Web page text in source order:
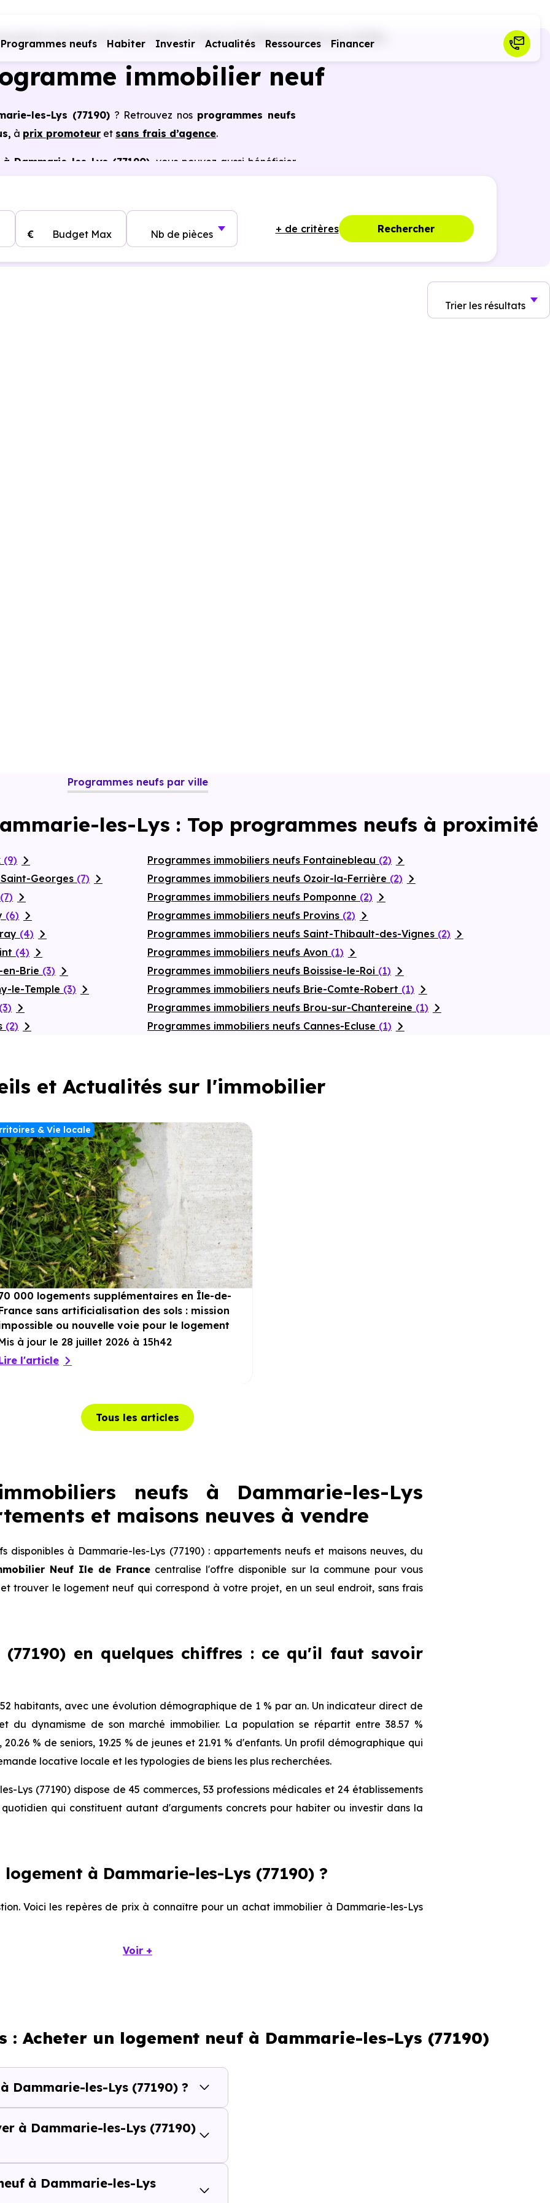
Programmes neufs Habiter Investir Actualités Ressources Financer
neufs Ile-de-France Seine-et-Marne (77) Dammarie-les-Lys (77190)
immobilier neuf
les-Lys (77190)? Retrouvez nos programmes neufs
à prix promoteur et sans frais d’agence.
Dammarie-les-Lys (77190) , vous pouvez aussi bénéficier
Budget Max
€ Nb de pièces + de critères Rechercher
Trier les résultats
Programmes neufs par ville
les-Lys : Top programmes neufs à proximité
(9)
Georges (7)
(7)
(6)
(4)
(4)
en-Brie (3)
le-Temple (3)
(3)
(2)
Programmes immobiliers neufs Fontainebleau (2)
Programmes immobiliers neufs Ozoir-la-Ferrière (2)
Programmes immobiliers neufs Pomponne (2)
Programmes immobiliers neufs Provins (2)
Programmes immobiliers neufs Saint-Thibault-des-Vignes (2)
Programmes immobiliers neufs Avon (1)
Programmes immobiliers neufs Boissise-le-Roi (1)
Programmes immobiliers neufs Brie-Comte-Robert (1)
Programmes immobiliers neufs Brou-sur-Chantereine (1)
Programmes immobiliers neufs Cannes-Ecluse (1)
et Actualités sur l'immobilier
& Vie locale
000 logements supplémentaires en Île-de-
sans artificialisation des sols : mission
ou nouvelle voie pour le logement
à jour le 28 juillet 2026 à 15h42
l'article
Tous les articles
neufs à Dammarie-les-Lys
et maisons neuves à vendre
disponibles à Dammarie-les-Lys (77190) : appartements neufs et maisons neuves, du
Neuf Ile de France centralise l'offre disponible sur la commune pour vous
trouver le logement neuf qui correspond à votre projet, en un seul endroit, sans frais
(77190) en quelques chiffres : ce qu'il faut savoir
habitants, avec une évolution démographique de 1 % par an. Un indicateur direct de
du dynamisme de son marché immobilier. La population se répartit entre 38.57 %
% de seniors, 19.25 % de jeunes et 21.91 % d'enfants. Un profil démographique qui
locative locale et les typologies de biens les plus recherchées.
Lys (77190) dispose de 45 commerces, 53 professions médicales et 24 établissements
quotidien qui constituent autant d'arguments concrets pour habiter ou investir dans la
à Dammarie-les-Lys (77190) ?
Voici les repères de prix à connaître pour un achat immobilier à Dammarie-les-Lys
1 377 € /m² 2 211 € /m² 3 262 € /m²
dans la commune, la surface, les prestations et le stade d'avancement du
vous permet d'explorer et de filtrer l'ensemble des programmes disponibles à
votre budget.
les-Lys (77190) se compose de 65 % d'appartements et 35 % de maisons, dont 0.9 % de
Voir +
: Acheter un logement neuf à Dammarie-les-Lys (77190)
Dammarie-les-Lys (77190) ?
à Dammarie-les-Lys (77190)
à Dammarie-les-Lys